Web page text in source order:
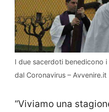
I due sacerdoti benedicono
dal Coronavirus – Avvenire.it
“Viviamo una